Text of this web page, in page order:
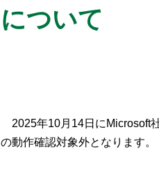
について
2025年10月14日にMicrosoft
の動作確認対象外となります。